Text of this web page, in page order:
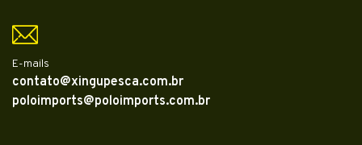
E-mails
contato@xingupesca.com.br
poloimports@poloimports.com.br